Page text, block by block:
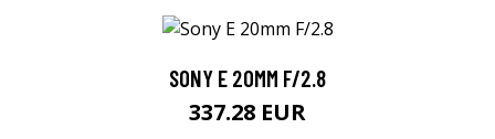
SONY E 20MM F/2.8
337.28 EUR